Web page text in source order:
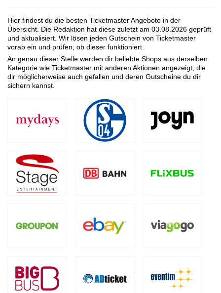
Hier findest du die besten Ticketmaster Angebote in der
Übersicht. Die Redaktion hat diese zuletzt am 03.08.2026 geprüft
und aktualisiert. Wir lösen jeden Gutschein von Ticketmaster
vorab ein und prüfen, ob dieser funktioniert.
An genau dieser Stelle werden dir beliebte Shops aus derselben
Kategorie wie Ticketmaster mit anderen Aktionen angezeigt, die
dir möglicherweise auch gefallen und deren Gutscheine du dir
sichern kannst.